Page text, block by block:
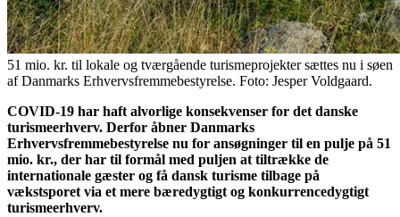
51 mio. kr. til lokale og tværgående turismeprojekter sættes nu i søen
af Danmarks Erhvervsfremmebestyrelse. Foto: Jesper Voldgaard.
COVID-19 har haft alvorlige konsekvenser for det danske
turismeerhverv. Derfor åbner Danmarks
Erhvervsfremmebestyrelse nu for ansøgninger til en pulje på 51
mio. kr., der har til formål med puljen at tiltrække de
internationale gæster og få dansk turisme tilbage på
vækstsporet via et mere bæredygtigt og konkurrencedygtigt
turismeerhverv.